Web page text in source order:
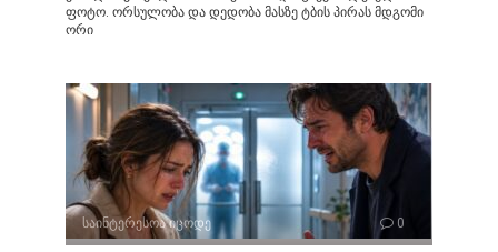
ფოტო. ორსულობა და დედობა მასზე ტბის პირას მდგომი
ორი
საინტერესოა იცოდე 0